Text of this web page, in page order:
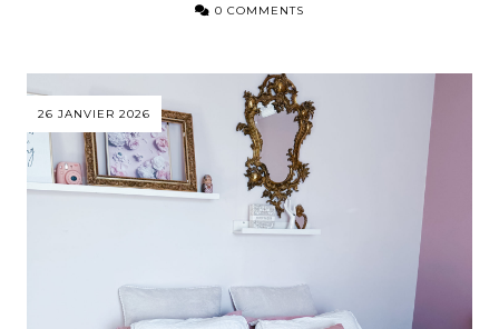
0 COMMENTS
26 JANVIER 2026